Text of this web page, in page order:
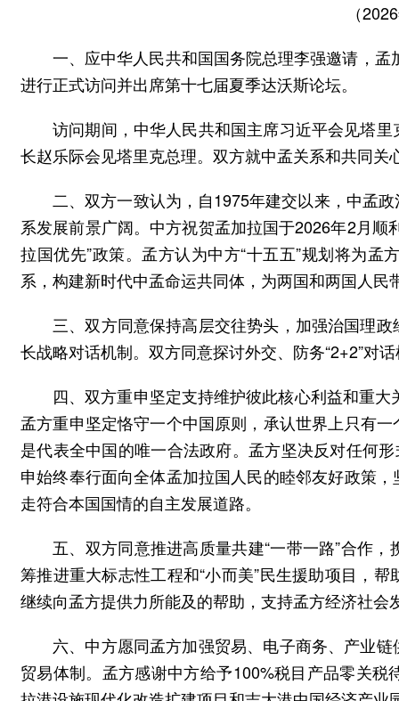
（
一、应中华人民共和国国务院总理李强邀请，
进行正式访问并出席第十七届夏季达沃斯论坛。
访问期间，中华人民共和国主席习近平会见塔
长赵乐际会见塔里克总理。双方就中孟关系和共同
二、双方一致认为，自1975年建交以来，中孟
系发展前景广阔。中方祝贺孟加拉国于2026年2月
拉国优先”政策。孟方认为中方“十五五”规划将为
系，构建新时代中孟命运共同体，为两国和两国人民
三、双方同意保持高层交往势头，加强治国理
长战略对话机制。双方同意探讨外交、防务“2+2”对
四、双方重申坚定支持维护彼此核心利益和重
孟方重申坚定恪守一个中国原则，承认世界上只有
是代表全中国的唯一合法政府。孟方坚决反对任何
申始终奉行面向全体孟加拉国人民的睦邻友好政策
走符合本国国情的自主发展道路。
五、双方同意推进高质量共建“一带一路”合作
筹推进重大标志性工程和“小而美”民生援助项目，
继续向孟方提供力所能及的帮助，支持孟方经济社会
六、中方愿同孟方加强贸易、电子商务、产业
贸易体制。孟方感谢中方给予100%税目产品零关